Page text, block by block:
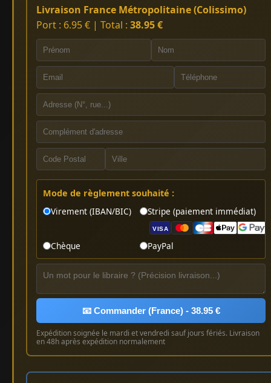
Livraison France Métropolitaine (Colissimo)
Port : 6.95 € | Total : 38.95 €
Mode de règlement souhaité :
Virement (IBAN/BIC)
Stripe (paiement immédiat)
VISA
Chèque PayPal
📧 Commander (France) - 38.95 €
Expédition soignée le mardi et vendredi sauf jours fériés. Livraison
en 48h après expédition normalement